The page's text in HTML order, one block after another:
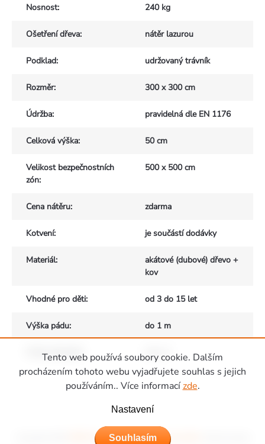
Tento web používá soubory cookie. Dalším
procházením tohoto webu vyjadřujete souhlas s jejich
používáním.. Více informacízde.
Nastavení
Souhlasím
Nosnost: 240 kg
Ošetření dřeva: nátěr lazurou
Podklad: udržovaný trávník
Rozměr: 300 x 300 cm
Údržba: pravidelná dle EN 1176
Celková výška: 50 cm
Velikost bezpečnostních
zón:
500 x 500 cm
Cena nátěru: zdarma
Kotvení: je součástí dodávky
Materiál:
akátové (dubové) dřevo +
kov
Vhodné pro děti: od 3 do 15 let
Výška pádu: do 1 m
Počet uživatelů :
Zápatí
Hřiště Piccolino - dětská hřiště a domečky